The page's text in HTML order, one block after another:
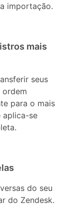
importação.
mais
seus
ordem
para o mais
aplica-se
do seu
do Zendesk.